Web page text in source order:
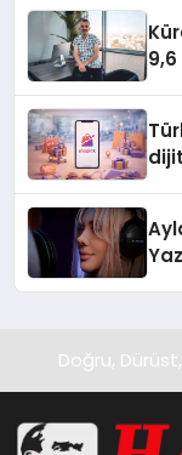
Doğru,